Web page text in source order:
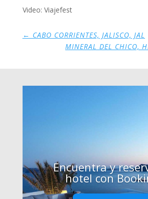
Video: Viajefest
← CABO CORRIENTES, JALISCO, JAL
MINERAL DEL CHICO,
Encuentra y
hotel con